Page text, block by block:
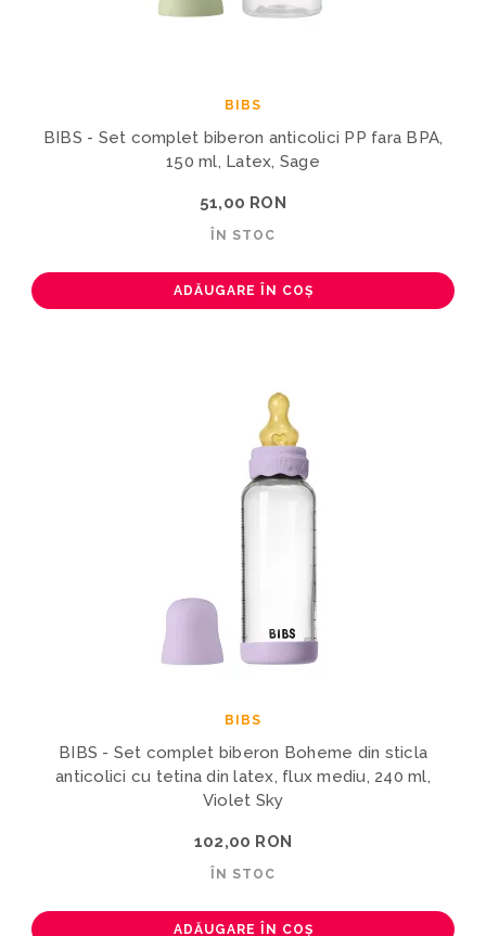
BIBS
BIBS - Set complet biberon anticolici PP fara BPA,
150 ml, Latex, Sage
51,00 RON
ÎN STOC
ADĂUGARE ÎN COȘ
BIBS
BIBS - Set complet biberon Boheme din sticla
anticolici cu tetina din latex, flux mediu, 240 ml,
Violet Sky
102,00 RON
ÎN STOC
ADĂUGARE ÎN COȘ